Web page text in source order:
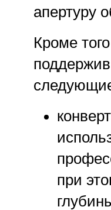
апертуру
Кроме
при